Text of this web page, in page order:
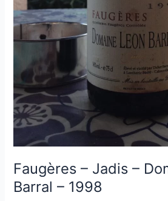
Faugères – Jadis –
Barral – 1998